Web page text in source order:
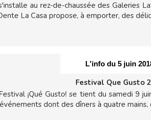
au rez-de-chaussée des Galeries
La Casa propose, à emporter, des
L'info du 5 juin
Festival Que Gusto
¡Qué Gusto! se tient du samedi 9
dont des dîners à quatre